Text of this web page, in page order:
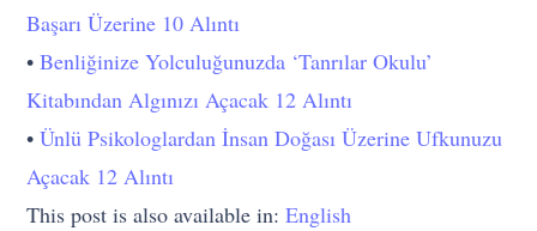
Başarı Üzerine 10 Alıntı
•Benliğinize Yolculuğunuzda ‘Tanrılar Okulu’
Kitabından Algınızı Açacak 12 Alıntı
•Ünlü Psikologlardan İnsan Doğası Üzerine Ufkunuzu
Açacak 12 Alıntı
This post is also available in:English